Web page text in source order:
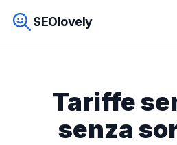
SEOlovely
Tariffe
senza